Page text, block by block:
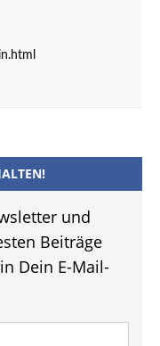
und
Beiträge
Dein E-Mail-